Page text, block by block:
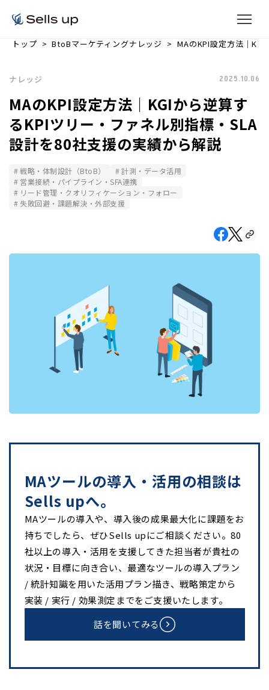
トップ BtoBマーケティングナレッジ MAのKPI設定方法｜
ナレッジ 2025.10.06
MAのKPI設定方法｜KGIから逆算す
るKPIツリー・ファネル別指標・SLA
設計を80社支援の実績から解説
戦略・体制設計（BtoB）
計測・データ活用
営業接続・パイプライン・SFA連携
リード管理・クオリフィケーション・フォロー
失敗回避・課題解決・外部支援
MAツールの導入・活用の相談は
Sells upへ。
MAツールの導入や、導入後の成果最大化に課題をお
持ちでしたら、ぜひSells upにご相談ください。80
社以上の導入・活用を支援してきた担当者が貴社の
状況・目標に向き合い、最適なツールの導入プラン
/ 統計知識を用いた活用プラン描き、戦略策定から
実装 / 実行 / 効果測定までをご支援いたします。
話を聞いてみる